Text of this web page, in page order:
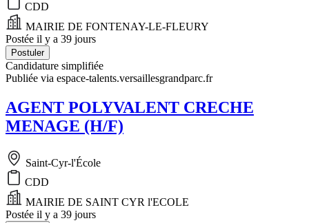
CDD
MAIRIE DE FONTENAY-LE-FLEURY
Postée il y a 39 jours
Postuler
Candidature simplifiée
Publiée via espace-talents.versaillesgrandparc.fr
AGENT POLYVALENT CRECHE
MENAGE (H/F)
Saint-Cyr-l'École
CDD
MAIRIE DE SAINT CYR l'ECOLE
Postée il y a 39 jours